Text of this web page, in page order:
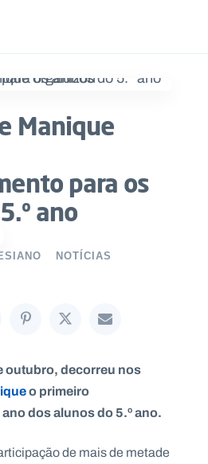
Manique
para os
ano
NOTÍCIAS
outubro, decorreu nos
o primeiro
dos alunos do 5.º ano.
de mais de metade
site